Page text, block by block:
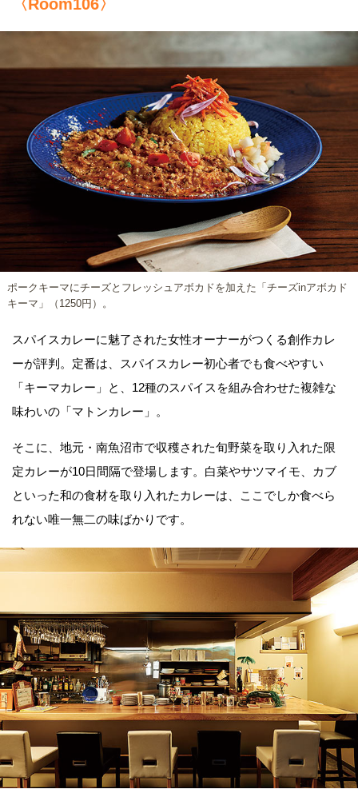
〈Room106〉
ポークキーマにチーズとフレッシュアボカドを加えた「チーズinアボカド
キーマ」（1250円）。
スパイスカレーに魅了された女性オーナーがつくる創作カレ
ーが評判。定番は、スパイスカレー初心者でも食べやすい
「キーマカレー」と、12種のスパイスを組み合わせた複雑な
味わいの「マトンカレー」。
そこに、地元・南魚沼市で収穫された旬野菜を取り入れた限
定カレーが10日間隔で登場します。白菜やサツマイモ、カブ
といった和の食材を取り入れたカレーは、ここでしか食べら
れない唯一無二の味ばかりです。